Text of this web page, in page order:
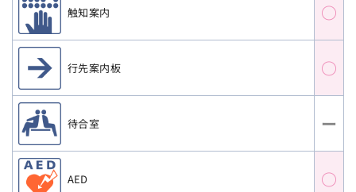
触知案内 ○
行先案内板 ○
待合室 ー
AED ○